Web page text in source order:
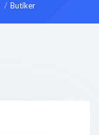
Butiker